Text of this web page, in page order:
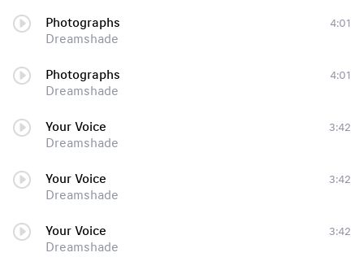
Photographs
Dreamshade
4:01
Photographs
Dreamshade
4:01
Your Voice
Dreamshade
3:42
Your Voice
Dreamshade
3:42
Your Voice
Dreamshade
3:42